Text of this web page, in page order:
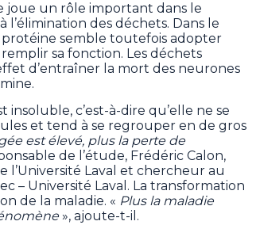
joue un rôle important dans le
des déchets. Dans le
semble toutefois adopter
sa fonction. Les déchets
d’entraîner la mort des neurones
c’est-à-dire qu’elle ne se
et tend à se regrouper en de gros
est élevé, plus la perte de
de l’étude, Frédéric Calon,
l’Université Laval et chercheur au
– Université Laval. La transformation
de la maladie. « Plus la maladie
», ajoute-t-il.